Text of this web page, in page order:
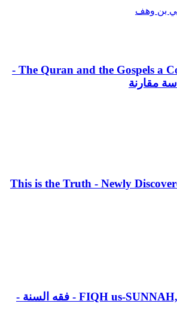
بن وهف
The Quran and the Gospels a Comparative Study -
مقارنة
This is the Truth - Newly
FIQH us-SUNNAH, Hajj and Umrah - فقه السنة -